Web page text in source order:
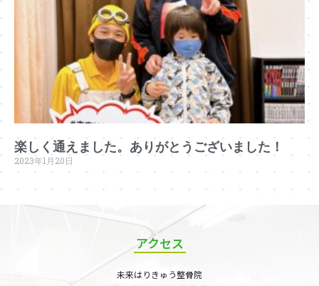
楽しく通えました。ありがとうございました！
2023年1月20日
アクセス
未来はりきゅう整骨院